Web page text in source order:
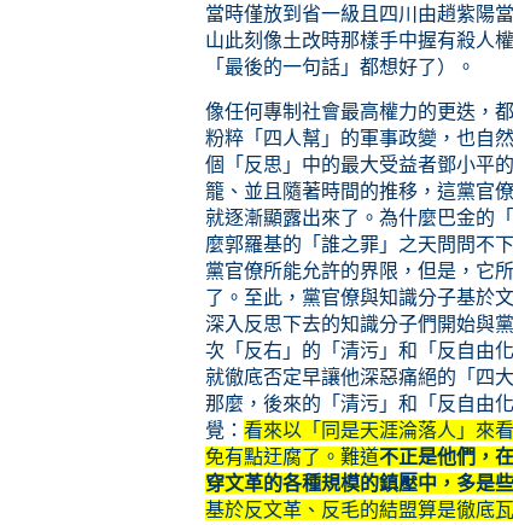
當時僅放到省一級且四川由趙紫陽
山此刻像土改時那樣手中握有殺人
「最後的一句話」都想好了）。
像任何專制社會最高權力的更迭，
粉粹「四人幫」的軍事政變，也自
個「反思」中的最大受益者鄧小平
籠、並且隨著時間的推移，這黨官
就逐漸顯露出來了。為什麼巴金的
麼郭羅基的「誰之罪」之天問問不
黨官僚所能允許的界限，但是，它
了。至此，黨官僚與知識分子基於
深入反思下去的知識分子們開始與
次「反右」的「清污」和「反自由
就徹底否定早讓他深惡痛絕的「四
那麼，後來的「清污」和「反自由
覺： 看來以「同是天涯淪落人」來
免有點迂腐了。難道不正是他們，
穿文革的各種規模的鎮壓中，多是
基於反文革、反毛的結盟算是徹底瓦